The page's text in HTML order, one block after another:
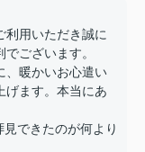
利用いただき誠に
ございます。
、暖かいお心遣い
げます。本当にあ
できたのが何より